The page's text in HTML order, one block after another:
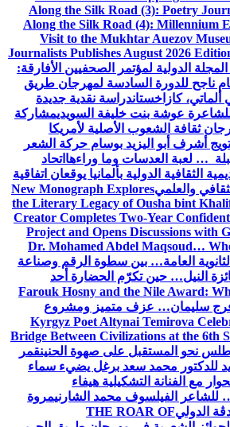
Along the Silk Road (3): Poetry
Along the Silk Road (4): Millennium
Visit to the Mukhtar Auezov
Journalists Publishes August 2026
الدولية لمؤتمر الصحفيين الأفارقة:
ناجح للدورة السادسة لمهرجان طريق
كازاخستاندراسة نقدية جديدة
عوشة بنت خليفة السويديمشاركة
ثقافة الشعوب الأصلية لأمريكا
أشرف أبو اليزيد بوسام حركة الشعر
… لعبة العدسات وما وراءها اتحاد
الثقافية الدولية بألمانيا يوقعان اتفاقية
والعلميNew Monograph Explores
the Literary Legacy of Ousha bint
Creator Completes Two-Year
Project and Opens Discussions with
Dr. Mohamed Abdel Maqsoud…
الثانوية العامة… بين سطوة الرقم وصناعة
النيل… حين تكرّم الحضارة أحد
Farouk Hosny and the Nile Award:
سليمان… عزف متميز ومشروع
Kyrgyz Poet Altynai Temirova
Bridge Between Civilizations at the 6th
نحو المستقبل على صهوة الحنينقمر
للدكتور محمد سعد برغل يضيء سماء
حوار مع الفنانة التشكيلية هيفاء
للشاعر الفيلسوف محمد الشارنيمروة
الدوليTHE ROAR OF